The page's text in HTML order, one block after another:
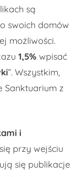
są
swoich domów
możliwości.
1,5% wpisać
”. Wszystkim,
Sanktuarium z
i
przy wejściu
się publikacje